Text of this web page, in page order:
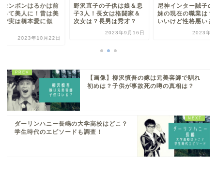
直子の子供は娘＆息
！長女は格闘家＆
は？長男は秀才？
尼神インター誠子の双子
妹の現在の職業は？かわ
いいけど性格悪いと噂！
2023年5月8日
ハリセンボンはるか
歯治って美人に！昔
少女で実は橋本愛に
【画像】柳沢慎吾の嫁は元美容師で馴れ
初めは？子供が事故死の噂の真相は？
ダーリンハニー長嶋の大学高校はどこ？
学生時代のエピソードも調査！